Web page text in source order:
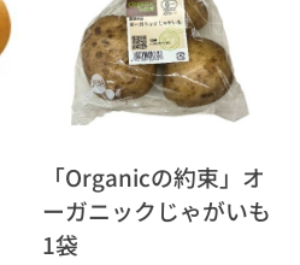
「Organicの約束」オ
ーガニックじゃがいも
1袋